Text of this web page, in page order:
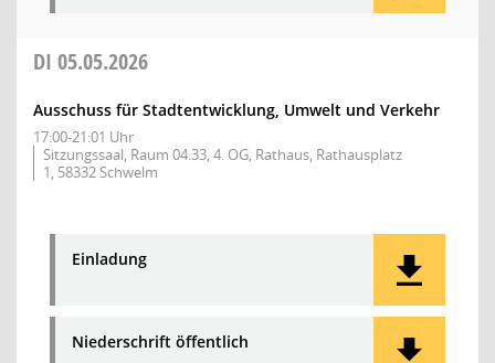
DI 05.05.2026
Ausschuss für Stadtentwicklung, Umwelt und Verkehr
17:00-21:01 Uhr
Sitzungssaal, Raum 04.33, 4. OG, Rathaus, Rathausplatz
1, 58332 Schwelm
Einladung
Niederschrift öffentlich